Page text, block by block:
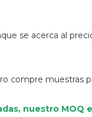
se acerca al
compre muestras
nuestro MOQ